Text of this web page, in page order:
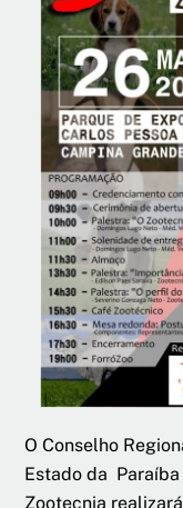
O Conselho
Estado da
Zootecnia